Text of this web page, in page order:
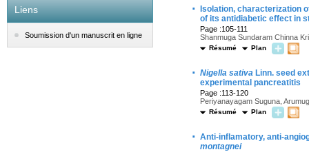
Liens
Soumission d'un manuscrit en ligne
·
Isolation, characterization
of its antidiabetic effect in
Page :105-111
Shanmuga Sundaram Chinna
Résumé Plan
· Nigella sativa Linn. seed
experimental pancreatitis
Page :113-120
Periyanayagam Suguna,
Résumé Plan
· Anti-inflamatory, anti-
montagnei